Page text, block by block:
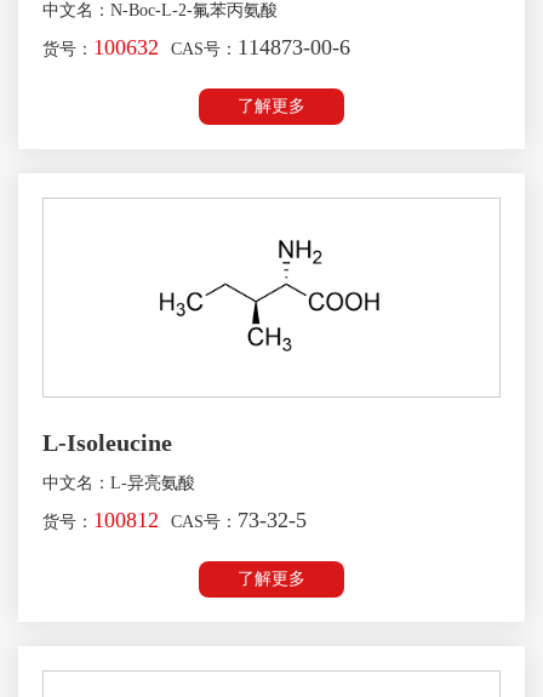
中文名：N-Boc-L-2-氟苯丙氨酸
货号： 100632 CAS号： 114873-00-6
了解更多
L-Isoleucine
中文名：L-异亮氨酸
货号： 100812 CAS号： 73-32-5
了解更多